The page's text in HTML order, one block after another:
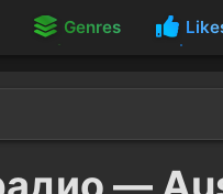
Genres